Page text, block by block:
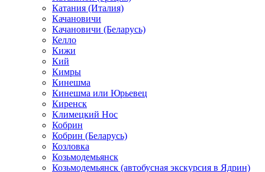
Катания (Италия)
Качановичи
Качановичи (Беларусь)
Келло
Кижи
Кий
Кимры
Кинешма
Кинешма или Юрьевец
Киренск
Климецкий Нос
Кобрин
Кобрин (Беларусь)
Козловка
Козьмодемьянск
Козьмодемьянск (автобусная экскурсия в Ядрин)